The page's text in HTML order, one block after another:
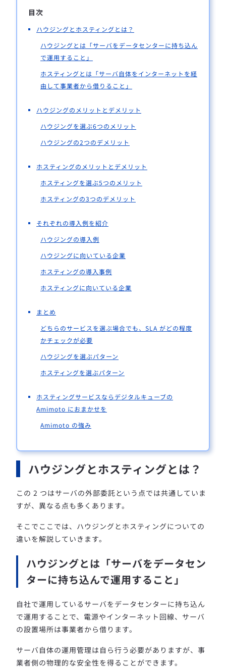
目次
ハウジングとホスティングとは？
ハウジングとは「サーバをデータセンターに持ち込ん
で運用すること」
ホスティングとは「サーバ自体をインターネットを経
由して事業者から借りること」
ハウジングのメリットとデメリット
ハウジングを選ぶ6つのメリット
ハウジングの2つのデメリット
ホスティングのメリットとデメリット
ホスティングを選ぶ5つのメリット
ホスティングの3つのデメリット
それぞれの導入例を紹介
ハウジングの導入例
ハウジングに向いている企業
ホスティングの導入事例
ホスティングに向いている企業
まとめ
どちらのサービスを選ぶ場合でも、SLA がどの程度
かチェックが必要
ハウジングを選ぶパターン
ホスティングを選ぶパターン
ホスティングサービスならデジタルキューブの
Amimoto におまかせを
Amimoto の強み
ハウジングとホスティングとは？
この 2 つはサーバの外部委託という点では共通していま
すが、異なる点も多くあります。
そこでここでは、ハウジングとホスティングについての
違いを解説していきます。
ハウジングとは「サーバをデータセン
ターに持ち込んで運用すること」
自社で運用しているサーバをデータセンターに持ち込ん
で運用することで、電源やインターネット回線、サーバ
の設置場所は事業者から借ります。
サーバ自体の運用管理は自ら行う必要がありますが、事
業者側の物理的な安全性を得ることができます。